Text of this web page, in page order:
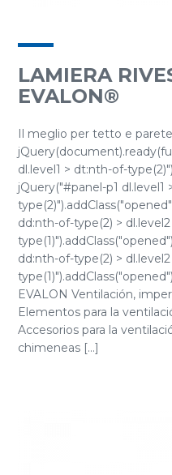
LAMIERA
EVALON®
Il meglio per tetto e parete
dl.level1 > dt:nth-of-
jQuery("#panel-p1 dl.level1
dd:nth-of-type(2) >
dd:nth-of-type(2) >
EVALON Ventilación,
Elementos para la
Accesorios para la
chimeneas [...]